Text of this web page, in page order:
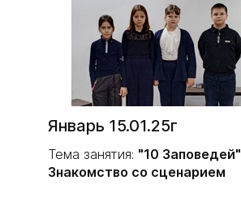
Январь 15.01.25г
Тема занятия: "10 Заповедей"
Знакомство со сценарием